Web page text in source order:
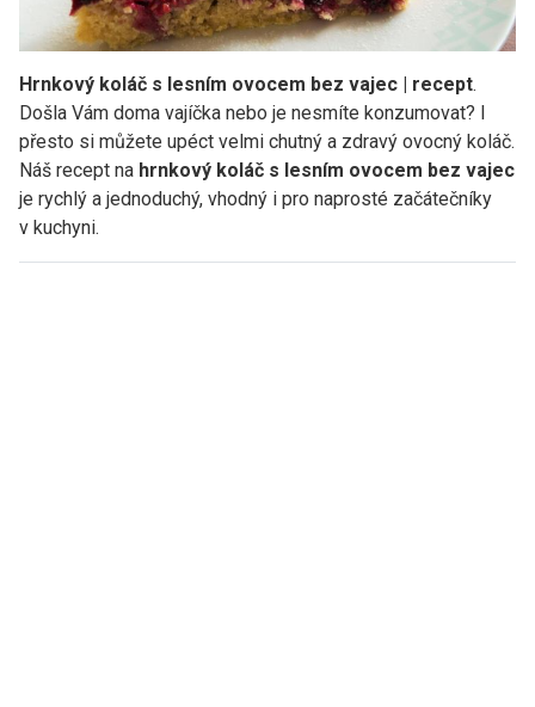
Hrnkový koláč s lesním ovocem bez vajec | recept.
Došla Vám doma vajíčka nebo je nesmíte konzumovat? I
přesto si můžete upéct velmi chutný a zdravý ovocný koláč.
Náš recept na hrnkový koláč s lesním ovocem bez vajec
je rychlý a jednoduchý, vhodný i pro naprosté začátečníky
v kuchyni.